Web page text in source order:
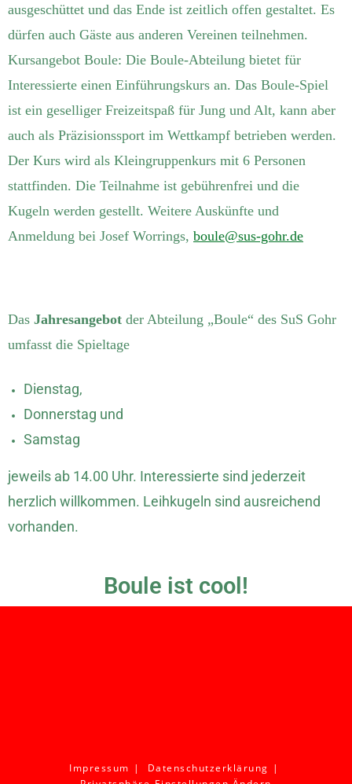
ausgeschüttet und das Ende ist zeitlich offen gestaltet. Es
dürfen auch Gäste aus anderen Vereinen teilnehmen.
Kursangebot Boule: Die Boule-Abteilung bietet für
Interessierte einen Einführungskurs an. Das Boule-Spiel
ist ein geselliger Freizeitspaß für Jung und Alt, kann aber
auch als Präzisionssport im Wettkampf betrieben werden.
Der Kurs wird als Kleingruppenkurs mit 6 Personen
stattfinden. Die Teilnahme ist gebührenfrei und die
Kugeln werden gestellt. Weitere Auskünfte und
Anmeldung bei Josef Worrings, boule@sus-gohr.de
Das Jahresangebot der Abteilung „Boule“ des SuS Gohr
umfasst die Spieltage
Dienstag,
Donnerstag und
Samstag
jeweils ab 14.00 Uhr. Interessierte sind jederzeit
herzlich willkommen. Leihkugeln sind ausreichend
vorhanden.
Boule ist cool!
Impressum
Datenschutzerklärung